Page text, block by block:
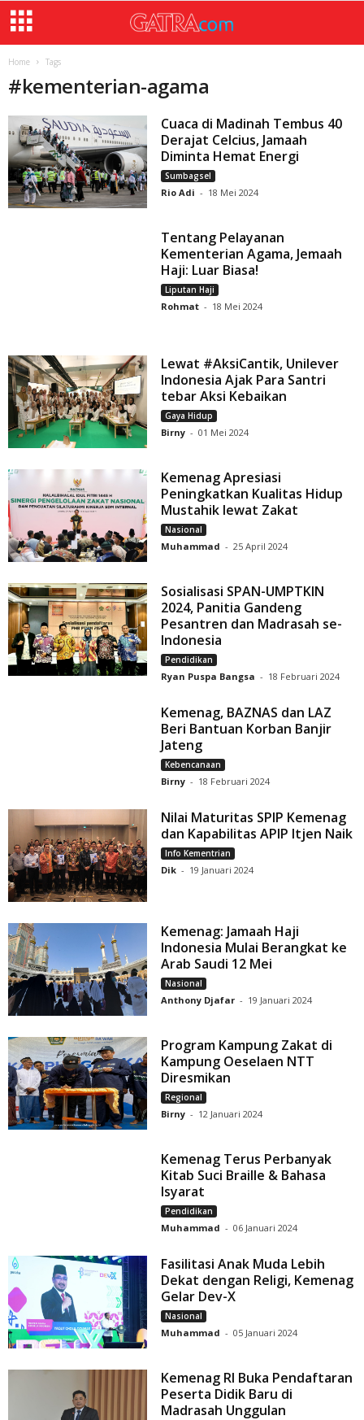
Home Tags
#kementerian-agama
Cuaca di Madinah Tembus 40
Derajat Celcius, Jamaah
Diminta Hemat Energi
Sumbagsel
Rio Adi - 18 Mei 2024
Tentang Pelayanan
Kementerian Agama, Jemaah
Haji: Luar Biasa!
Liputan Haji
Rohmat - 18 Mei 2024
Lewat #AksiCantik, Unilever
Indonesia Ajak Para Santri
tebar Aksi Kebaikan
Gaya Hidup
Birny - 01 Mei 2024
Kemenag Apresiasi
Peningkatkan Kualitas Hidup
Mustahik lewat Zakat
Nasional
Muhammad - 25 April 2024
Sosialisasi SPAN-UMPTKIN
2024, Panitia Gandeng
Pesantren dan Madrasah se-
Indonesia
Pendidikan
Ryan Puspa Bangsa - 18 Februari 2024
Kemenag, BAZNAS dan LAZ
Beri Bantuan Korban Banjir
Jateng
Kebencanaan
Birny - 18 Februari 2024
Nilai Maturitas SPIP Kemenag
dan Kapabilitas APIP Itjen Naik
Info Kementrian
Dik - 19 Januari 2024
Kemenag: Jamaah Haji
Indonesia Mulai Berangkat ke
Arab Saudi 12 Mei
Nasional
Anthony Djafar - 19 Januari 2024
Program Kampung Zakat di
Kampung Oeselaen NTT
Diresmikan
Regional
Birny - 12 Januari 2024
Kemenag Terus Perbanyak
Kitab Suci Braille & Bahasa
Isyarat
Pendidikan
Muhammad - 06 Januari 2024
Fasilitasi Anak Muda Lebih
Dekat dengan Religi, Kemenag
Gelar Dev-X
Nasional
Muhammad - 05 Januari 2024
Kemenag RI Buka Pendaftaran
Peserta Didik Baru di
Madrasah Unggulan